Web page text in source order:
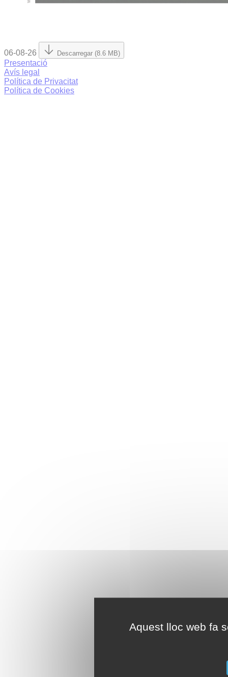
Aquest lloc web fa
06-08-26 Descarregar (8.6 MB)
Presentació
Avís legal
Política de Privacitat
Política de Cookies